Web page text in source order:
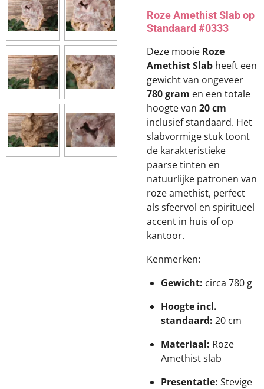
Roze Amethist Slab op
Standaard #0333
Deze mooie Roze
Amethist Slab heeft een
gewicht van ongeveer
780 gram en een totale
hoogte van 20 cm
inclusief standaard. Het
slabvormige stuk toont
de karakteristieke
paarse tinten en
natuurlijke patronen van
roze amethist, perfect
als sfeervol en spiritueel
accent in huis of op
kantoor.
Kenmerken:
Gewicht: circa 780 g
Hoogte incl.
standaard: 20 cm
Materiaal: Roze
Amethist slab
Presentatie: Stevige